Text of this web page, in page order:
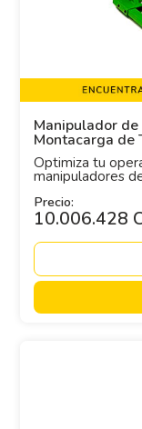
Manipulador
Montacarga de
Optimiza tu
manipuladores
Precio:
10.006.428